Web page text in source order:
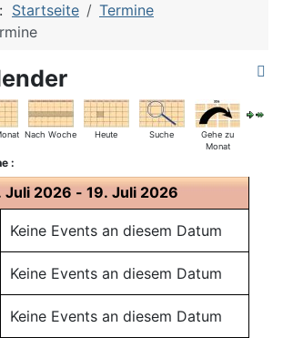
Startseite
Termine
Nach Woche Heute Suche
Gehe zu
Monat
:
Juli 2026 - 19. Juli 2026
Keine Events an diesem Datum
Keine Events an diesem Datum
Keine Events an diesem Datum